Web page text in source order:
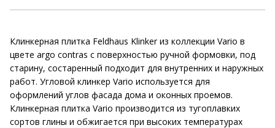
Клинкерная плитка Feldhaus Klinker из коллекции Vario в
цвете argo contras с поверхностью ручной формовки, под
старину, состаренный подходит для внутренних и наружных
работ. Угловой клинкер Vario используется для
оформлений углов фасада дома и оконных проемов.
Клинкерная плитка Vario производится из тугоплавких
сортов глины и обжигается при высоких температурах